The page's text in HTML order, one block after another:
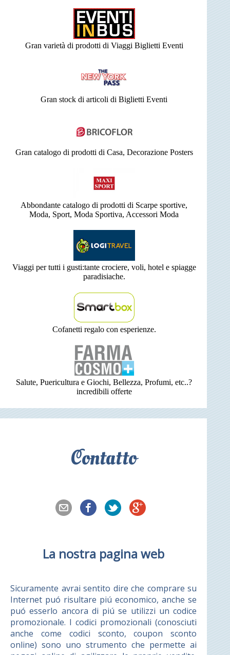
Gran varietà di prodotti di Viaggi Biglietti Eventi
Gran stock di articoli di Biglietti Eventi
Gran catalogo di prodotti di Casa, Decorazione Posters
Abbondante catalogo di prodotti di Scarpe sportive,
Moda, Sport, Moda Sportiva, Accessori Moda
Viaggi per tutti i gusti:tante crociere, voli, hotel e spiagge
paradisiache.
Cofanetti regalo con esperienze.
Salute, Puericultura e Giochi, Bellezza, Profumi, etc..?
incredibili offerte
Contatto
La nostra pagina web
Sicuramente avrai sentito dire che comprare su
Internet puó risultare piú economico, anche se
puó esserlo ancora di piú se utilizzi un codice
promozionale. I codici promozionali (conosciuti
anche come codici sconto, coupon sconto
online) sono uno strumento che permette ai